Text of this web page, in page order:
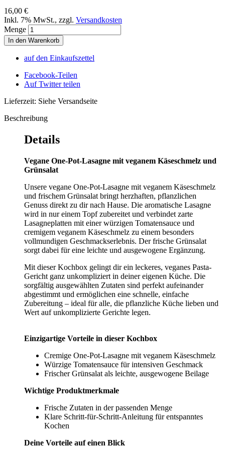
16,00 €
Inkl. 7% MwSt., zzgl. Versandkosten
Menge
In den Warenkorb
auf den Einkaufszettel
Facebook-Teilen
Auf Twitter teilen
Lieferzeit: Siehe Versandseite
Beschreibung
Details
Vegane One-Pot-Lasagne mit veganem Käseschmelz und
Grünsalat
Unsere vegane One-Pot-Lasagne mit veganem Käseschmelz
und frischem Grünsalat bringt herzhaften, pflanzlichen
Genuss direkt zu dir nach Hause. Die aromatische Lasagne
wird in nur einem Topf zubereitet und verbindet zarte
Lasagneplatten mit einer würzigen Tomatensauce und
cremigem veganem Käseschmelz zu einem besonders
vollmundigen Geschmackserlebnis. Der frische Grünsalat
sorgt dabei für eine leichte und ausgewogene Ergänzung.
Mit dieser Kochbox gelingt dir ein leckeres, veganes Pasta-
Gericht ganz unkompliziert in deiner eigenen Küche. Die
sorgfältig ausgewählten Zutaten sind perfekt aufeinander
abgestimmt und ermöglichen eine schnelle, einfache
Zubereitung – ideal für alle, die pflanzliche Küche lieben und
Wert auf unkomplizierte Gerichte legen.
Einzigartige Vorteile in dieser Kochbox
Cremige One-Pot-Lasagne mit veganem Käseschmelz
Würzige Tomatensauce für intensiven Geschmack
Frischer Grünsalat als leichte, ausgewogene Beilage
Wichtige Produktmerkmale
Frische Zutaten in der passenden Menge
Klare Schritt-für-Schritt-Anleitung für entspanntes
Kochen
Deine Vorteile auf einen Blick